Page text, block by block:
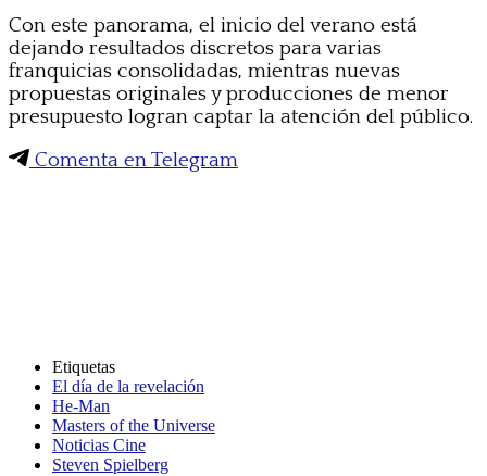
Con este panorama, el inicio del verano está
dejando resultados discretos para varias
franquicias consolidadas, mientras nuevas
propuestas originales y producciones de menor
presupuesto logran captar la atención del público.
Comenta en Telegram
Etiquetas
El día de la revelación
He-Man
Masters of the Universe
Noticias Cine
Steven Spielberg